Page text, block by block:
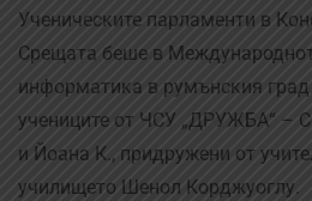
Ученическите парламенти в
Срещата беше в
информатика в румънския
учениците от ЧСУ „ДРУЖБА“ –
и Йоана К., придружени от
училището Шенол Корджуоглу.